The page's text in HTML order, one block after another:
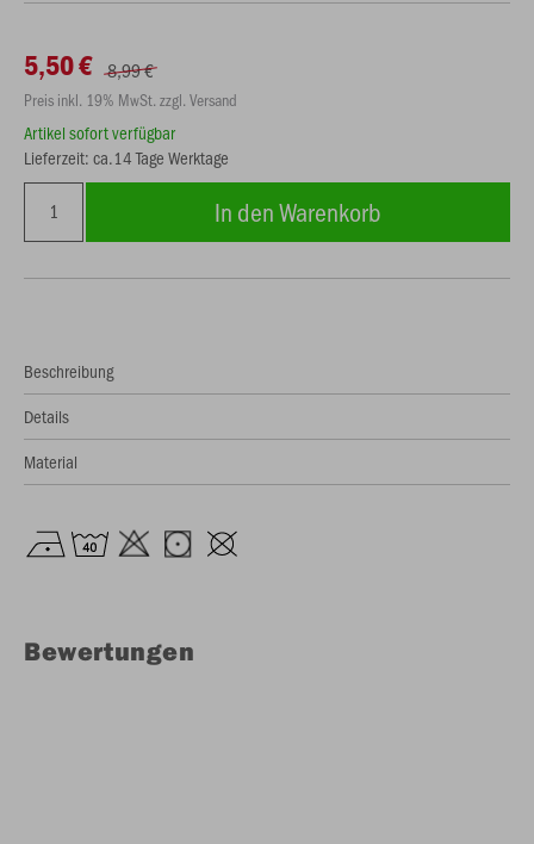
5,50 € 8,99 €
Preis inkl. 19% MwSt. zzgl. Versand
Artikel sofort verfügbar
Lieferzeit: ca.14 Tage Werktage
In den Warenkorb
Beschreibung
Details
Material
Bewertungen